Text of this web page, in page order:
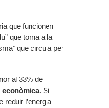
que funcionen
que torna a la
que circula per
al 33% de
econòmica. Si
reduir l’energia